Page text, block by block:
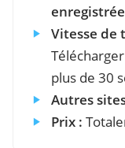
Vitesse de
plus de 30
Autres
Prix :